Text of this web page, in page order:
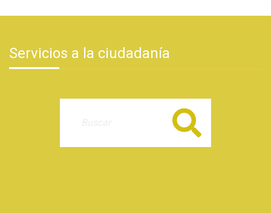
Servicios a la ciudadanía
Buscar